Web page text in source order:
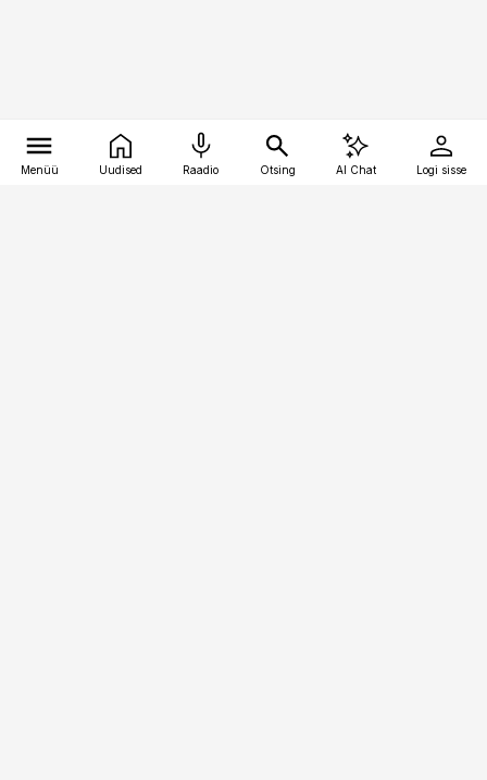
Menüü Uudised Raadio Otsing AI Chat Logi sisse